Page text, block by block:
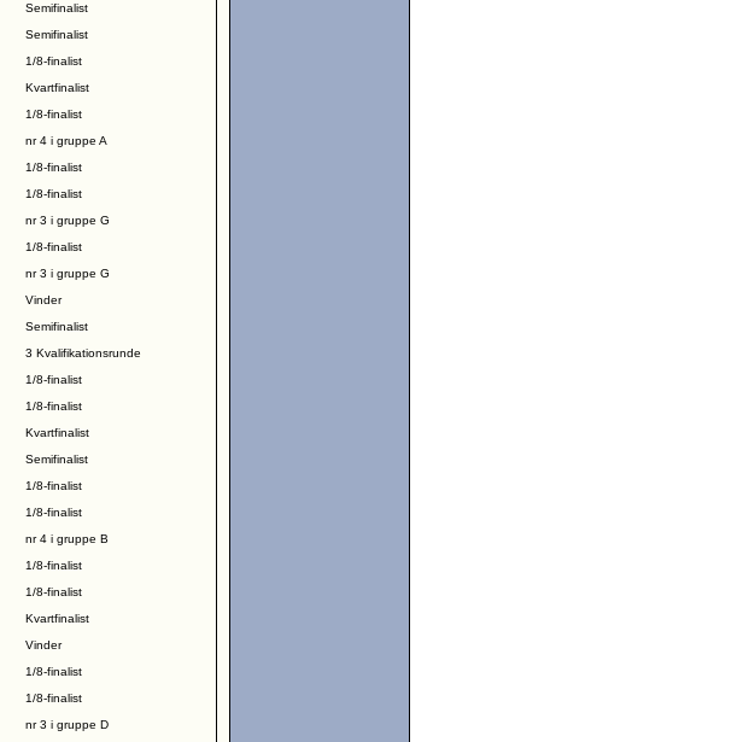
Semifinalist
Semifinalist
1/8-finalist
Kvartfinalist
1/8-finalist
nr 4 i gruppe A
1/8-finalist
1/8-finalist
nr 3 i gruppe G
1/8-finalist
nr 3 i gruppe G
Vinder
Semifinalist
3 Kvalifikationsrunde
1/8-finalist
1/8-finalist
Kvartfinalist
Semifinalist
1/8-finalist
1/8-finalist
nr 4 i gruppe B
1/8-finalist
1/8-finalist
Kvartfinalist
Vinder
1/8-finalist
1/8-finalist
nr 3 i gruppe D